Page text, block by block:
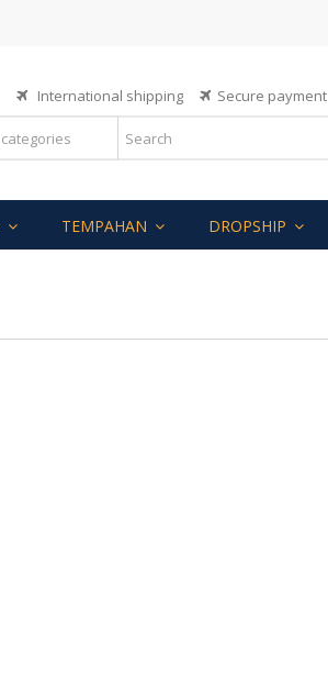
International shipping Secure payment
TEMPAHAN DROPSHIP